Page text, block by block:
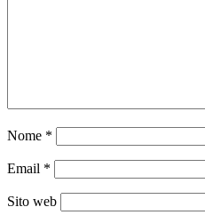
Nome *
Email *
Sito web